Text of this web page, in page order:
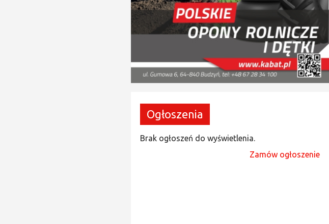
Ogłoszenia
Brak ogłoszeń do wyświetlenia.
Zamów ogłoszenie